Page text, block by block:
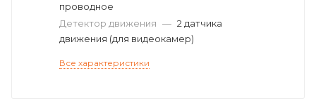
проводное
Детектор движения — 2 датчика
движения (для видеокамер)
Все характеристики